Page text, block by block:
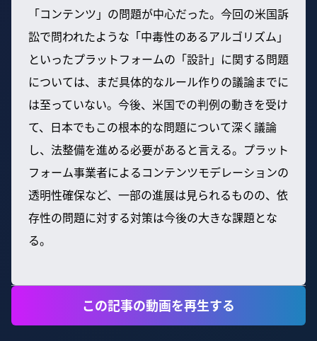
「コンテンツ」の問題が中心だった。今回の米国訴
訟で問われたような「中毒性のあるアルゴリズム」
といったプラットフォームの「設計」に関する問題
については、まだ具体的なルール作りの議論までに
は至っていない。今後、米国での判例の動きを受け
て、日本でもこの根本的な問題について深く議論
し、法整備を進める必要があると言える。プラット
フォーム事業者によるコンテンツモデレーションの
透明性確保など、一部の進展は見られるものの、依
存性の問題に対する対策は今後の大きな課題とな
る。
この記事の動画を再生する